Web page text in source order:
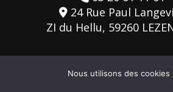
24 Rue Paul
ZI du Hellu, 59260
Nous utilisons des